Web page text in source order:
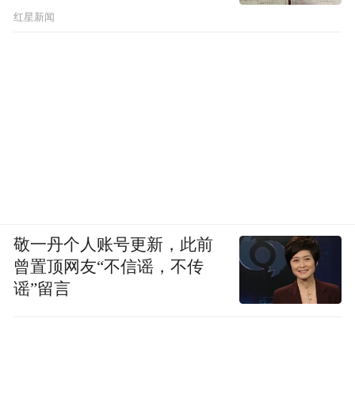
红星新闻
敬一丹个人账号更新，此前
曾置顶网友“不信谣，不传
谣”留言